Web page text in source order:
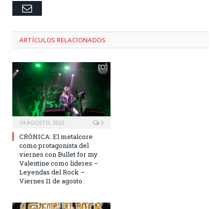
Email
ARTÍCULOS RELACIONADOS
14 AGOSTO, 2023 3
CRÓNICA: El metalcore
como protagonista del
viernes con Bullet for my
Valentine como líderes –
Leyendas del Rock –
Viernes 11 de agosto